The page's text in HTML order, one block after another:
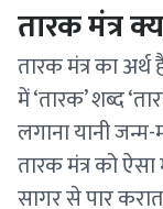
तारक मंत्र
तारक मंत्र का अर्थ
में ‘तारक’ शब्द
लगाना यानी
तारक मंत्र को
सागर से पार